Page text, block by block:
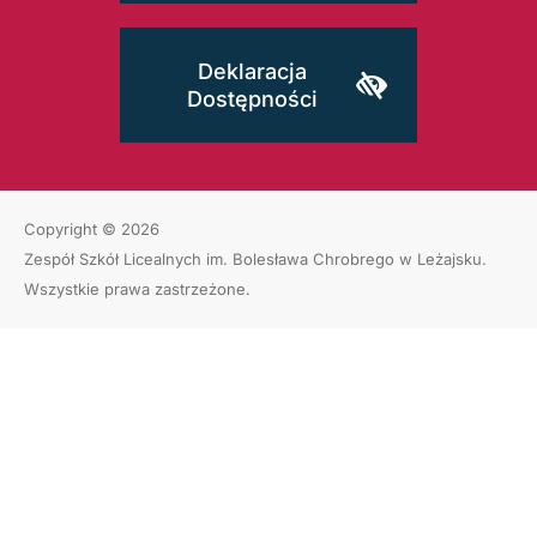
Deklaracja
Dostępności
Copyright © 2026
Zespół Szkół Licealnych im. Bolesława Chrobrego w Leżajsku.
Wszystkie prawa zastrzeżone.